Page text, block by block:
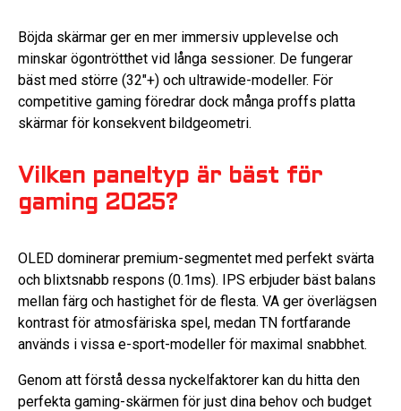
Böjda skärmar ger en mer immersiv upplevelse och
minskar ögontrötthet vid långa sessioner. De fungerar
bäst med större (32″+) och ultrawide-modeller. För
competitive gaming föredrar dock många proffs platta
skärmar för konsekvent bildgeometri.
Vilken paneltyp är bäst för
gaming 2025?
OLED dominerar premium-segmentet med perfekt svärta
och blixtsnabb respons (0.1ms). IPS erbjuder bäst balans
mellan färg och hastighet för de flesta. VA ger överlägsen
kontrast för atmosfäriska spel, medan TN fortfarande
används i vissa e-sport-modeller för maximal snabbhet.
Genom att förstå dessa nyckelfaktorer kan du hitta den
perfekta gaming-skärmen för just dina behov och budget